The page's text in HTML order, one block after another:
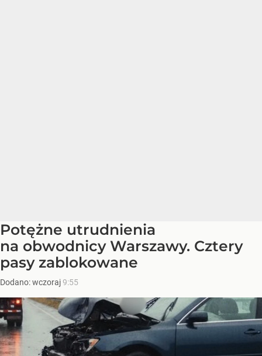
Potężne utrudnienia
na obwodnicy Warszawy. Cztery
pasy zablokowane
Dodano:wczoraj9:55